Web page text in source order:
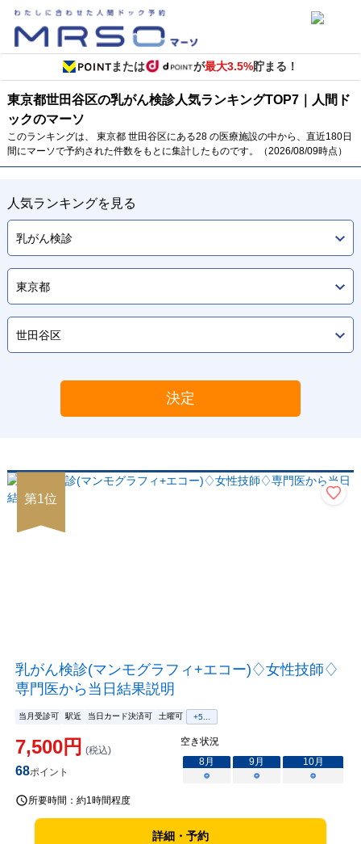
または が最大3.5%貯まる！
東京都世田谷区の乳がん検診人気ランキングTOP7｜人間ド
ックのマーソ
このランキングは、 東京都 世田谷区にある28 の医療施設の中から、直近180日
間にマーソで予約された件数をもとに集計したものです。（2026/08/09時点）
人気ランキングを見る
決定
第1位
乳がん検診(マンモグラフィ+エコー)♢女性技師♢
専門医から当日結果説明
当月受診可 駅近 当日カード決済可 土曜可 +5...
7,500円 (税込)
68ポイント
空き状況
8月 9月 10月
○
○ ○
所要時間： 約1時間程度
詳細・予約